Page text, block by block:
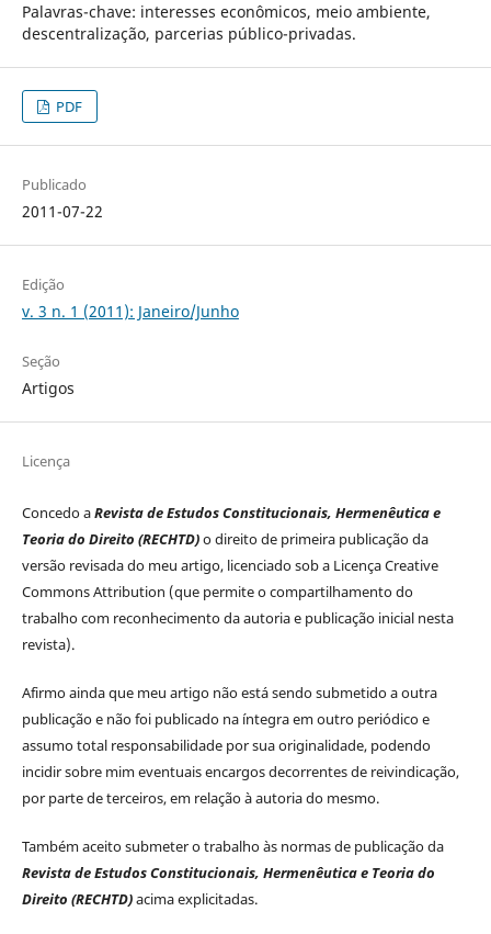
Palavras-chave: interesses econômicos, meio ambiente,
descentralização, parcerias público-privadas.
PDF
Publicado
2011-07-22
Edição
v. 3 n. 1 (2011): Janeiro/Junho
Seção
Artigos
Licença
Concedo aRevista de Estudos Constitucionais, Hermenêutica e
Teoria do Direito (RECHTD)o direito de primeira publicação da
versão revisada do meu artigo, licenciado sob a Licença Creative
Commons Attribution (que permite o compartilhamento do
trabalho com reconhecimento da autoria e publicação inicial nesta
revista).
Afirmo ainda que meu artigo não está sendo submetido a outra
publicação e não foi publicado na íntegra em outro periódico e
assumo total responsabilidade por sua originalidade, podendo
incidir sobre mim eventuais encargos decorrentes de reivindicação,
por parte de terceiros, em relação à autoria do mesmo.
Também aceito submeter o trabalho às normas de publicação da
Revista de Estudos Constitucionais, Hermenêutica e Teoria do
Direito (RECHTD)acima explicitadas.